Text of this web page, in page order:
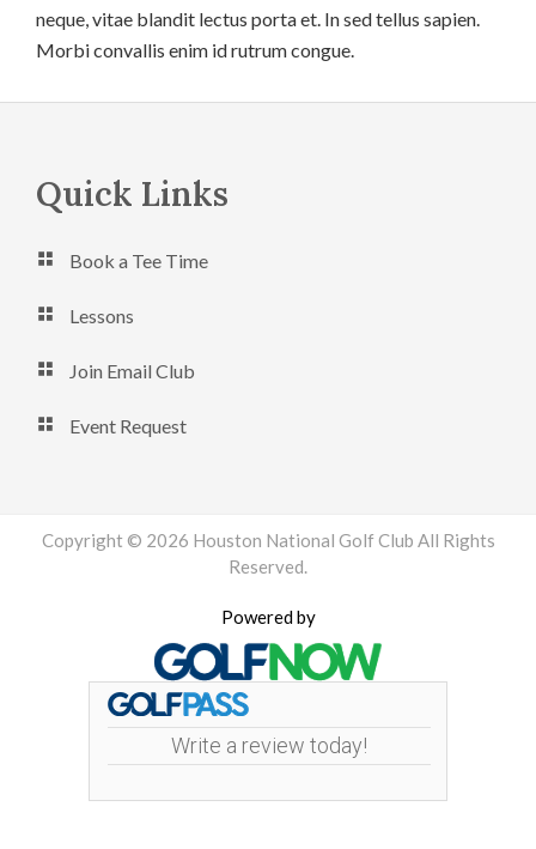
neque, vitae blandit lectus porta et. In sed tellus sapien.
Morbi convallis enim id rutrum congue.
Footer
Quick Links
Book a Tee Time
Lessons
Join Email Club
Event Request
Copyright © 2026 Houston National Golf Club All Rights
Reserved.
Powered by
Write a review today!